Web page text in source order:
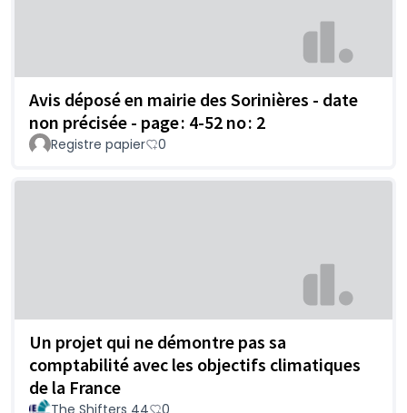
Avis déposé en mairie des Sorinières - date
non précisée - page : 4-52 no : 2
Registre papier 0
Un projet qui ne démontre pas sa
comptabilité avec les objectifs climatiques
de la France